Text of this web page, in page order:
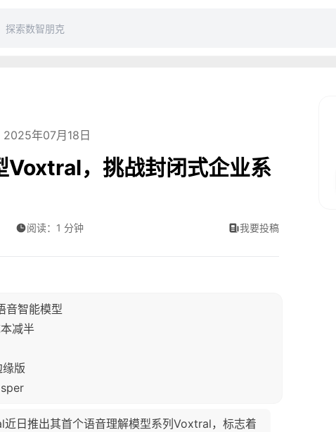
2025年07月18日
，挑战封闭式企业系
阅读：1 分钟 我要投稿
音智能模型
减半
版
日推出其首个语音理解模型系列Voxtral，标志着